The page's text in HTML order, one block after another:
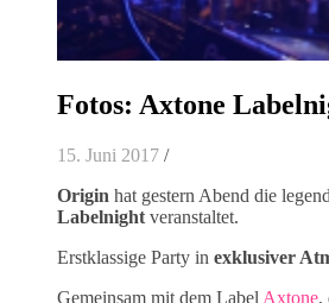
Fotos: Axtone
15. Juni 2017 /
Origin hat gestern Abend die
Labelnight veranstaltet.
Erstklassige Party in exklusiver
Gemeinsam mit dem Label Axtone,